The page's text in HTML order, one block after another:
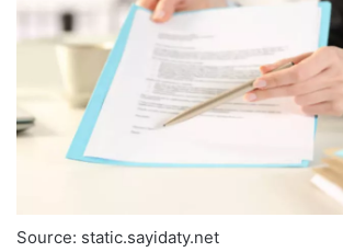
Source: static.sayidaty.net